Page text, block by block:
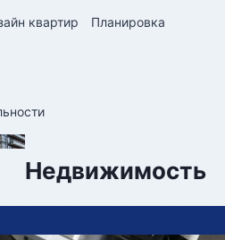
квартир Планировка
Недвижимость